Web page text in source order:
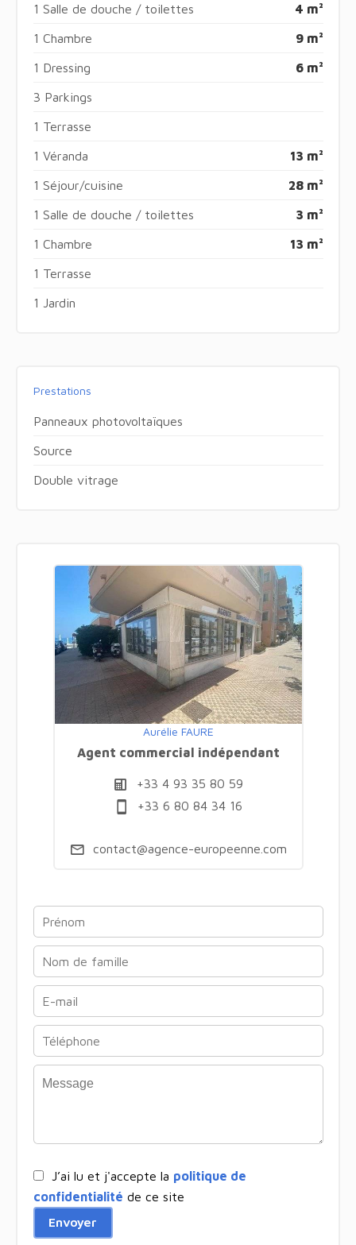
1 Salle de douche / toilettes 4 m²
1 Chambre 9 m²
1 Dressing 6 m²
3 Parkings
1 Terrasse
1 Véranda 13 m²
1 Séjour/cuisine 28 m²
1 Salle de douche / toilettes 3 m²
1 Chambre 13 m²
1 Terrasse
1 Jardin
Prestations
Panneaux photovoltaïques
Source
Double vitrage
Aurélie FAURE
Agent commercial indépendant
+33 4 93 35 80 59
+33 6 80 84 34 16
contact@agence-europeenne.com
J’ai lu et j'accepte la politique de
confidentialité de ce site
Envoyer